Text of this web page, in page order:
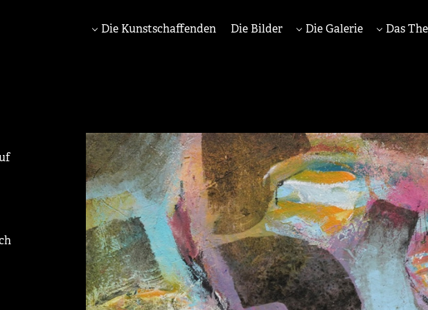
Die Kunstschaffenden Die Bilder Die Galerie Das